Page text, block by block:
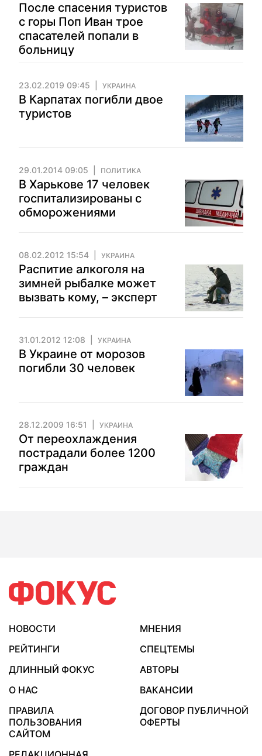
После спасения туристов
с горы Поп Иван трое
спасателей попали в
больницу
23.02.2019 09:45 УКРАИНА
В Карпатах погибли двое
туристов
29.01.2014 09:05 ПОЛИТИКА
В Харькове 17 человек
госпитализированы с
обморожениями
08.02.2012 15:54 УКРАИНА
Распитие алкоголя на
зимней рыбалке может
вызвать кому, – эксперт
31.01.2012 12:08 УКРАИНА
В Украине от морозов
погибли 30 человек
28.12.2009 16:51 УКРАИНА
От переохлаждения
пострадали более 1200
граждан
НОВОСТИ
МНЕНИЯ
РЕЙТИНГИ
СПЕЦТЕМЫ
ДЛИННЫЙ ФОКУС
АВТОРЫ
О НАС
ВАКАНСИИ
ПРАВИЛА
ПОЛЬЗОВАНИЯ
САЙТОМ
ДОГОВОР ПУБЛИЧНОЙ
ОФЕРТЫ